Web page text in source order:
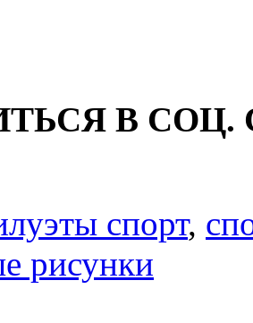
В СОЦ.
спорт,
рисунки